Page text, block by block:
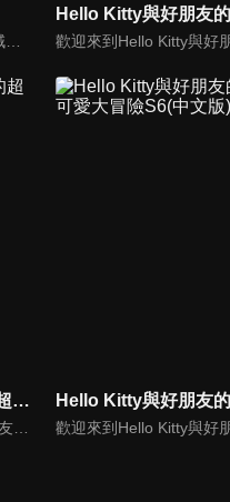
Hello Kitty與好朋友的超可愛大冒險S5(中文版)
歡迎來到Hello Kitty與好朋友的超可愛大冒險!與Hello Kitty, 大眼蛙, 酷企鵝, 美樂蒂, 布丁狗還有酷洛米, 準備和朋友們一起經歷有趣的冒險吧!